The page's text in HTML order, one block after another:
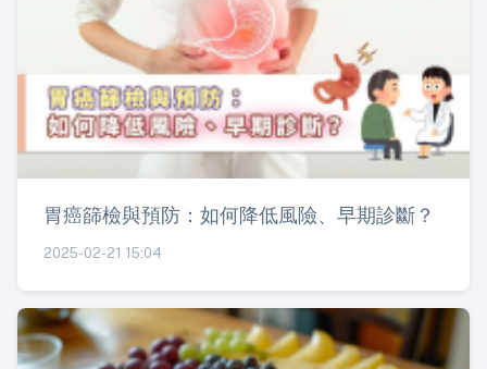
胃癌篩檢與預防：如何降低風險、早期診斷？
2025-02-21 15:04